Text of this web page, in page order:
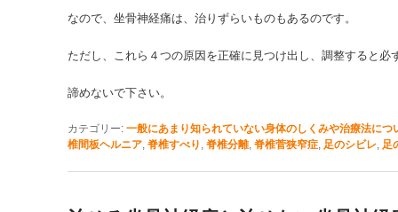
なので、坐骨神経痛は、治りずらいものもあるのです。
ただし、これら４つの原因を正確に見つけ出し、調整すると必
諦めないで下さい。
カテゴリー: 一般にあまり知られていない身体のしくみや治療法につ
椎間板ヘルニア,脊椎すべり ,脊椎分離,脊椎菅狭窄症, 足のシビレ, 足